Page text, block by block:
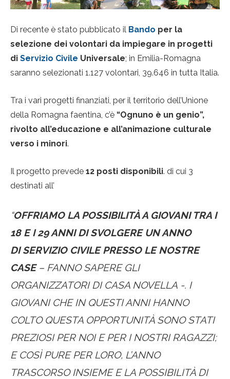
Di recente è stato pubblicato il Bando per la
selezione dei volontari da impiegare in progetti
di Servizio Civile Universale; in Emilia-Romagna
saranno selezionati 1.127 volontari, 39.646 in tutta Italia.
Tra i vari progetti finanziati, per il territorio dell’Unione
della Romagna faentina, c’è “Ognuno è un genio”,
rivolto all’educazione e all’animazione culturale
verso i minori.
Il progetto prevede 12 posti disponibili. di cui 3
destinati all’
“OFFRIAMO LA POSSIBILITÀ A GIOVANI TRA I
18 E I 29 ANNI DI SVOLGERE UN ANNO
DI SERVIZIO CIVILE PRESSO LE NOSTRE
CASE – FANNO SAPERE GLI
ORGANIZZATORI DI CASA NOVELLA -. I
GIOVANI CHE IN QUESTI ANNI HANNO
COLTO QUESTA OPPORTUNITÀ SONO STATI
PREZIOSI PER NOI E PER I NOSTRI RAGAZZI;
E COSÌ PURE PER LORO, L’ANNO
TRASCORSO INSIEME E LA POSSIBILITÀ DI